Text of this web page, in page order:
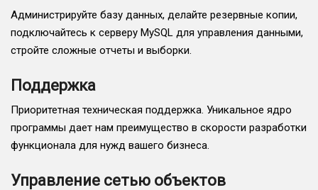
Администрируйте базу данных, делайте резервные копии,
подключайтесь к серверу MySQL для управления данными,
стройте сложные отчеты и выборки.
Поддержка
Приоритетная техническая поддержка. Уникальное ядро
программы дает нам преимущество в скорости разработки
функционала для нужд вашего бизнеса.
Управление сетью объектов